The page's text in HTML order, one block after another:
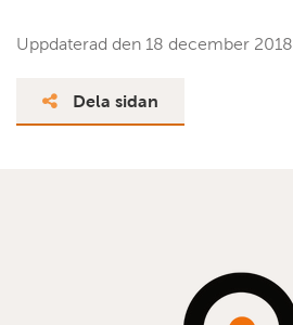
Uppdaterad den 18 december 2018
Dela sidan